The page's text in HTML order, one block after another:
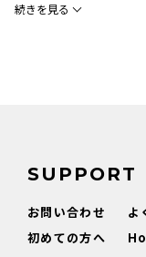
続きを見る
SUPPORT
お問い合わせ よ
初めての方へ